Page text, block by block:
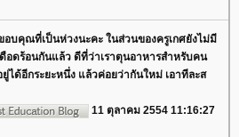
บคุณที่เป็นห่วงนะคะ ในส่วนของครูเกศยังไม่มี
ดือดร้อนกันแล้ว ดีที่ว่าเราตุนอาหารสำหรับคน
ด้อีกระยะหนึ่ง แล้วค่อยว่ากันใหม่ เอาทีละส
11 ตุลาคม 2554 11:16:27